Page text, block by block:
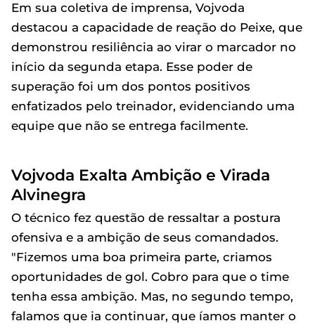
Em sua coletiva de imprensa, Vojvoda
destacou a capacidade de reação do Peixe, que
demonstrou resiliência ao virar o marcador no
início da segunda etapa. Esse poder de
superação foi um dos pontos positivos
enfatizados pelo treinador, evidenciando uma
equipe que não se entrega facilmente.
Vojvoda Exalta Ambição e Virada
Alvinegra
O técnico fez questão de ressaltar a postura
ofensiva e a ambição de seus comandados.
"Fizemos uma boa primeira parte, criamos
oportunidades de gol. Cobro para que o time
tenha essa ambição. Mas, no segundo tempo,
falamos que ia continuar, que íamos manter o